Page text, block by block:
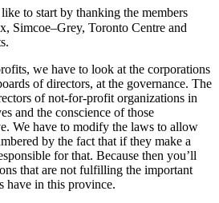
like to start by thanking the members
Simcoe–Grey, Toronto Centre and
we have to look at the corporations
of directors, at the governance. The
of not-for-profit organizations in
and the conscience of those
We have to modify the laws to allow
by the fact that if they make a
for that. Because then you’ll
that are not fulfilling the important
have in this province.